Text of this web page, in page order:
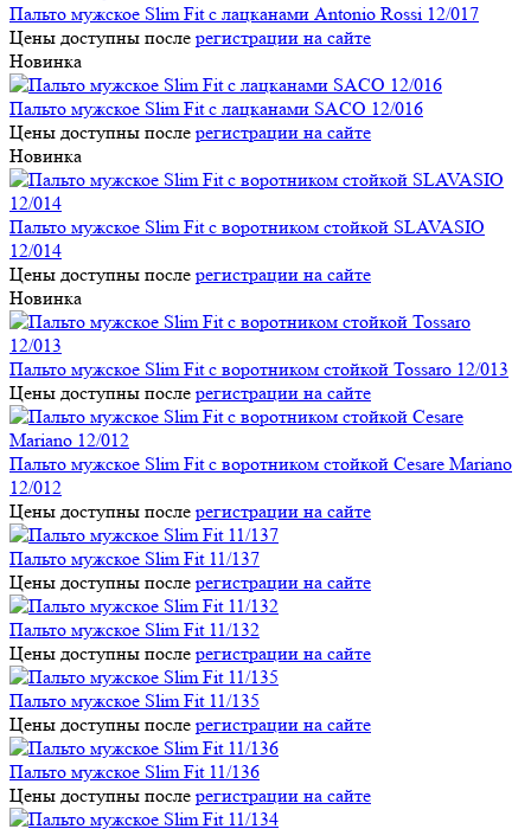
Пальто мужское Slim Fit с лацканами Antonio Rossi 12/017
Цены доступны после регистрации на сайте
Новинка
Пальто мужское Slim Fit с лацканами SACO 12/016
Цены доступны после регистрации на сайте
Новинка
Пальто мужское Slim Fit с воротником стойкой SLAVASIO
12/014
Цены доступны после регистрации на сайте
Новинка
Пальто мужское Slim Fit с воротником стойкой Tossaro 12/013
Цены доступны после регистрации на сайте
Пальто мужское Slim Fit с воротником стойкой Cesare Mariano
12/012
Цены доступны после регистрации на сайте
Пальто мужское Slim Fit 11/137
Цены доступны после регистрации на сайте
Пальто мужское Slim Fit 11/132
Цены доступны после регистрации на сайте
Пальто мужское Slim Fit 11/135
Цены доступны после регистрации на сайте
Пальто мужское Slim Fit 11/136
Цены доступны после регистрации на сайте